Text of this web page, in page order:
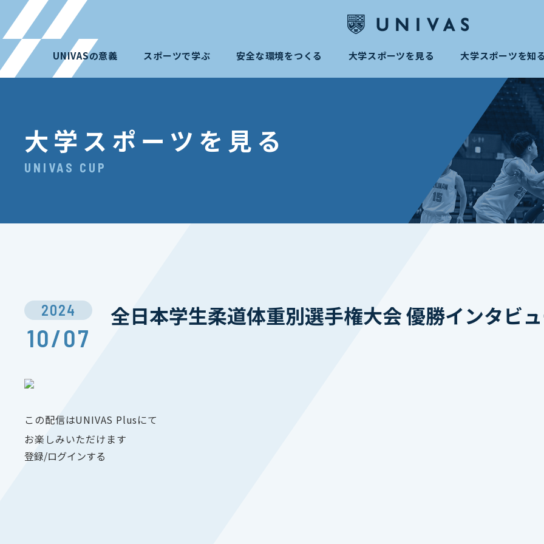
UNIVASの意義 スポーツで学ぶ 安全な環境をつくる 大学スポーツを見る 大学スポーツを知る
大学スポーツを見る
UNIVAS CUP
2024
10/07
全日本学生柔道体重別選手権大会 優勝インタビ
この配信はUNIVAS Plusにて
お楽しみいただけます
登録/ログインする